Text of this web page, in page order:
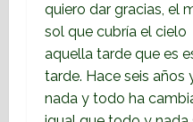
quiero dar gracias, el
sol que cubría el cielo
aquella tarde que es
tarde. Hace seis años
nada y todo ha